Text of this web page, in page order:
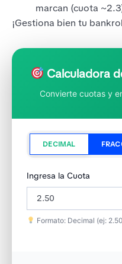
marcan (cuota
¡Gestiona bien tu
Calculadora
Convierte cuotas y
DECIMAL
Ingresa la Cuota
Formato: Decimal (ej: